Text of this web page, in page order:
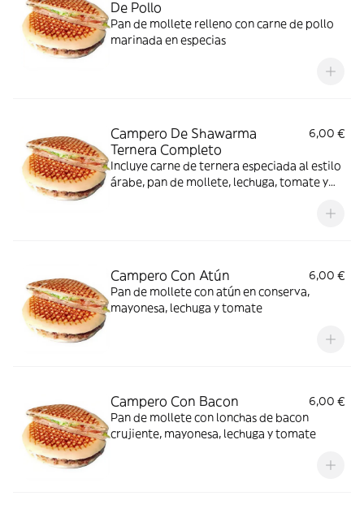
De Pollo
Pan de mollete relleno con carne de pollo
marinada en especias
Campero De Shawarma
Ternera Completo
6,00 €
Incluye carne de ternera especiada al estilo
árabe, pan de mollete, lechuga, tomate y
Campero Con Atún
6,00 €
Pan de mollete con atún en conserva,
mayonesa, lechuga y tomate
Campero Con Bacon
6,00 €
Pan de mollete con lonchas de bacon
crujiente, mayonesa, lechuga y tomate